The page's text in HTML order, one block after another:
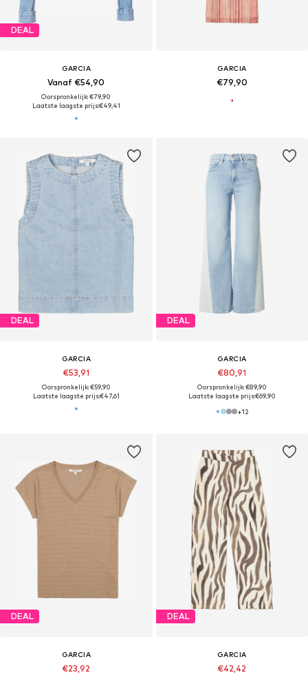
DEAL
GARCIA
Vanaf €54,90
Oorspronkelijk: €79,90
Laatste laagste prijs:€49,41
GARCIA
€79,90
DEAL
GARCIA
€53,91
Oorspronkelijk: €59,90
Laatste laagste prijs:€47,61
DEAL
GARCIA
€80,91
Oorspronkelijk: €89,90
Laatste laagste prijs:€69,90
+12
DEAL
GARCIA
€23,92
DEAL
GARCIA
€42,42